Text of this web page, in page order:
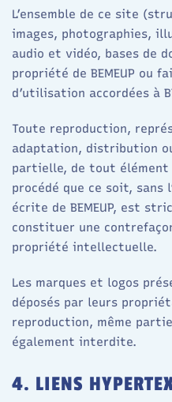
L’ensemble de ce site
images, photographies,
audio et vidéo, bases de
propriété de BEMEUP ou
d’utilisation accordées à
Toute reproduction,
adaptation, distribution
partielle, de tout élément
procédé que ce soit,
écrite de BEMEUP, est
constituer une
propriété intellectuelle.
Les marques et logos
déposés par leurs
reproduction, même
également interdite.
4. LIENS